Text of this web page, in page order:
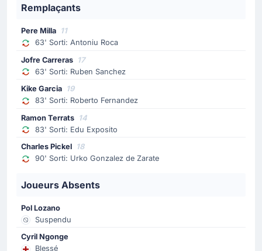
But !
Carlos Romero
Espanyol Barcelone prend la tête : 1 - 0 au tableau
d'affichage. Pere Milla permet à son équipe de
Carlos Romero , ce qui porte le score à 1 - 0.
63'
Changement de joueur
Íñigo Ruiz De Galarreta
Mikel Jauregizar Alboniga
avec Íñigo Ruiz De Galarreta qui cède sa place à Mikel
63'
Inaki Williams
Remplaçants
Pere Milla 11
63' Sorti: Antoniu Roca
Jofre Carreras 17
63' Sorti: Ruben Sanchez
Kike Garcia 19
83' Sorti: Roberto Fernandez
Ramon Terrats 14
83' Sorti: Edu Exposito
Charles Pickel 18
90' Sorti: Urko Gonzalez de Zarate
Joueurs Absents
Pol Lozano
Suspendu
Cyril Ngonge
Blessé